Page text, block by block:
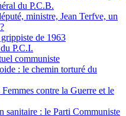
du P.C.B.
ministre, Jean Terfve, un
de 1963
P.C.I.
communiste
: le chemin torturé du
contre la Guerre et le
sanitaire : le Parti Communiste